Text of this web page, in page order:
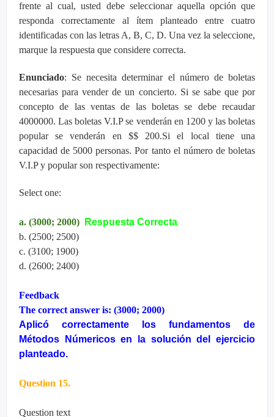
frente al cual, usted debe seleccionar aquella opción que
responda correctamente al ítem planteado entre cuatro
identificadas con las letras A, B, C, D. Una vez la seleccione,
marque la respuesta que considere correcta.
Enunciado: Se necesita determinar el número de boletas
necesarias para vender de un concierto. Si se sabe que por
concepto de las ventas de las boletas se debe recaudar
4000000. Las boletas V.I.P se venderán en 1200 y las boletas
popular se venderán en $$ 200.Si el local tiene una
capacidad de 5000 personas. Por tanto el número de boletas
V.I.P y popular son respectivamente:
Select one:
a. (3000; 2000)
Respuesta Correcta
b. (2500; 2500)
c. (3100; 1900)
d. (2600; 2400)
Feedback
The correct answer is: (3000; 2000)
Aplicó correctamente los fundamentos de
Métodos Númericos en la solución del ejercicio
planteado.
Question 15.
Question text